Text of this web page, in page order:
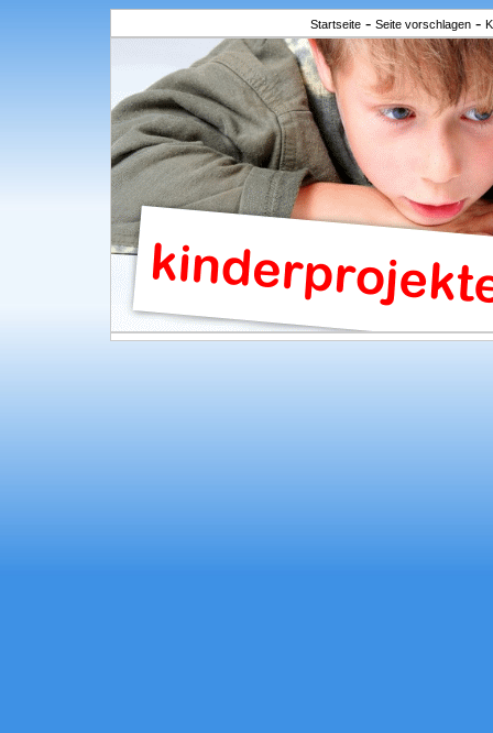
Startseite- Seite vorschlagen-